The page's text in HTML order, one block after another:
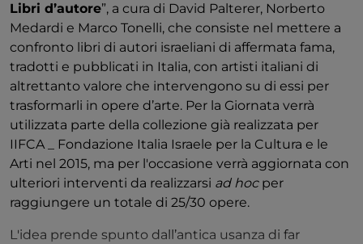
Libri d’autore”, a cura di David Palterer, Norberto
Medardi e Marco Tonelli, che consiste nel mettere a
confronto libri di autori israeliani di affermata fama,
tradotti e pubblicati in Italia, con artisti italiani di
altrettanto valore che intervengono su di essi per
trasformarli in opere d’arte. Per la Giornata verrà
utilizzata parte della collezione già realizzata per
IIFCA _ Fondazione Italia Israele per la Cultura e le
Arti nel 2015, ma per l'occasione verrà aggiornata con
ulteriori interventi da realizzarsi ad hocper
raggiungere un totale di 25/30 opere.
L'idea prende spunto dall’antica usanza di far